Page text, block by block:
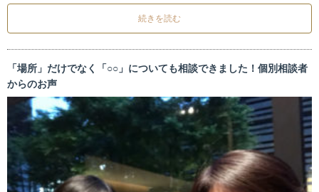
続きを読む
「場所」だけでなく「○○」についても相談できました！個別相談者
からのお声